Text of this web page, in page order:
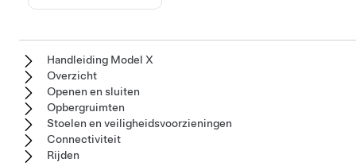
Handleiding Model X
Overzicht
Openen en sluiten
Opbergruimten
Stoelen en veiligheidsvoorzieningen
Connectiviteit
Rijden